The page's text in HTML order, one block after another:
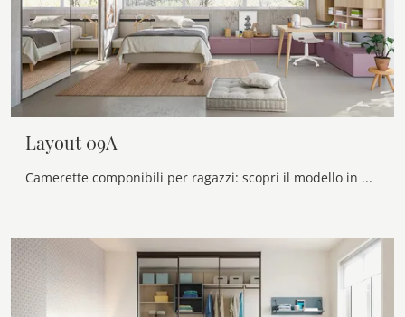
Layout 09A
Camerette componibili per ragazzi: scopri il modello in melaminico Layout 09A di Doimo Cityline per stanzette moderne.